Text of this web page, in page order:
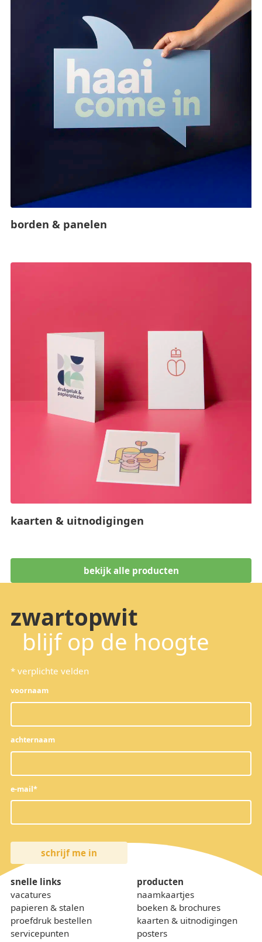
bekijk alle producten
borden & panelen
kaarten & uitnodigingen
zwartopwit
blijf op de hoogte
* verplichte velden
voornaam
achternaam
e-mail*
snelle links
vacatures
papieren & stalen
proefdruk bestellen
servicepunten
producten
naamkaartjes
boeken & brochures
kaarten & uitnodigingen
posters